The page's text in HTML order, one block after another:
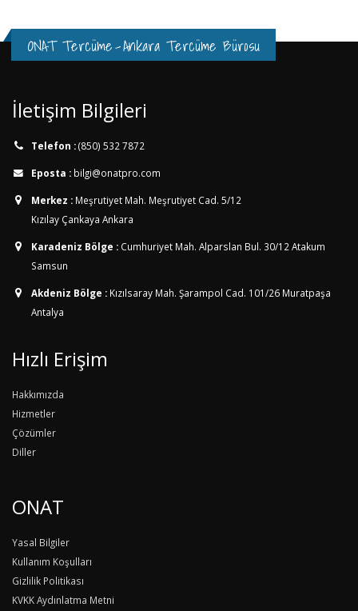
ONAT Tercüme-Ankara Tercüme Bürosu
İletişim Bilgileri
Telefon :(850) 532 7872
Eposta : bilgi@onatpro.com
Merkez : Meşrutiyet Mah. Meşrutiyet Cad. 5/12
Kızılay Çankaya Ankara
Karadeniz Bölge : Cumhuriyet Mah. Alparslan Bul. 30/12 Atakum
Samsun
Akdeniz Bölge : Kızılsaray Mah. Şarampol Cad. 101/26 Muratpaşa
Antalya
Hızlı Erişim
Hakkımızda
Hizmetler
Çözümler
Diller
ONAT
Yasal Bilgiler
Kullanım Koşulları
Gizlilik Politikası
KVKK Aydınlatma Metni